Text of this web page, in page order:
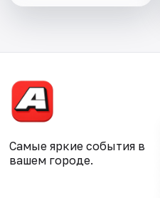
Самые яркие события в
вашем городе.